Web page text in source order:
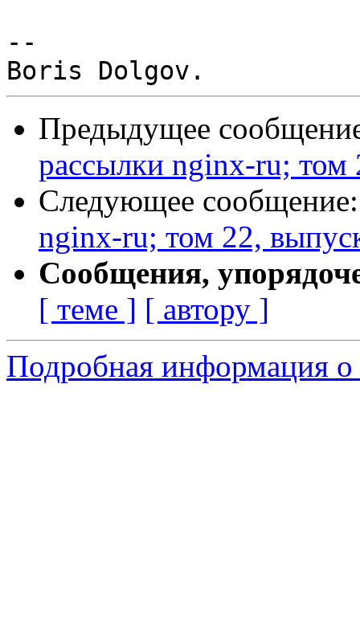
--
Предыдущее
рассылки nginx-ru; том
Следующее
nginx-ru; том 22,
Сообщения,
[ теме ] [ автору ]
Подробная информация